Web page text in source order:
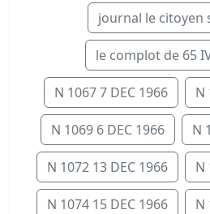
journal le citoyen
le complot de 65
N 1067 7 DEC 1966 N
N 1069 6 DEC 1966 N
N 1072 13 DEC 1966 N
N 1074 15 DEC 1966 N